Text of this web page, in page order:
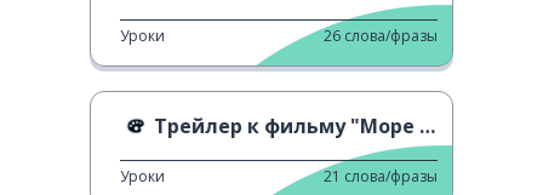
Уроки 26 слова/фразы
Трейлер к фильму "Море внутри"
Уроки 21 слова/фразы